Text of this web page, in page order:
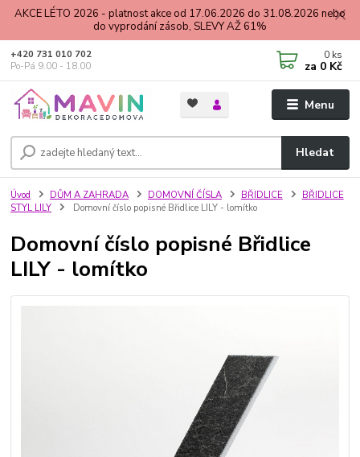
AKCE LÉTO 2026 - platnost akce od 17.06.2026 do 31.08.2026 nebo
do vyprodání zásob, SLEVY AŽ 61%
Menu
Hledat
+420 731 010 702
Po-Pá 9.00 - 18.00
0 ks
za 0 Kč
Úvod DŮM A ZAHRADA DOMOVNÍ ČÍSLA BŘIDLICE
BŘIDLICE
STYL LILY
Domovní číslo popisné Břidlice LILY - lomítko
Domovní číslo popisné Břidlice
LILY - lomítko